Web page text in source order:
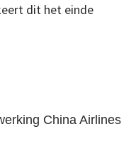
dit het einde
China Airlines